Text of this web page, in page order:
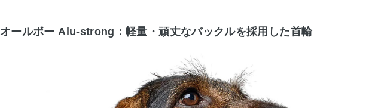
オールボー Alu-strong：軽量・頑丈なバックルを採用した首輪